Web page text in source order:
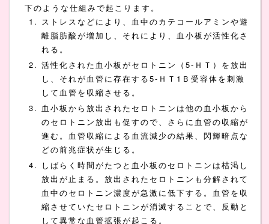
下のような仕組みで起こります。
ストレスなどにより、血中のカテコールアミンや遊
離脂肪酸が増加し、それにより、血小板が活性化さ
れる。
活性化された血小板がセロトニン（5-ＨＴ）を放出
し、それが血管に存在する5-ＨＴ1Ｂ受容体を刺激
して血管を収縮させる。
血小板から放出されたセロトニンは他の血小板から
のセロトニン放出も促すので、さらに血管の収縮が
進む。血管収縮による血流減少の結果、閃輝暗点な
どの前兆症状が生じる。
しばらく時間がたつと血小板のセロトニンは枯渇し
放出が止まる。放出されたセロトニンも分解されて
血中のセロトニン濃度が急激に低下する。血管を収
縮させていたセロトニンが消滅することで、反動と
して異常な血管拡張が起こる。